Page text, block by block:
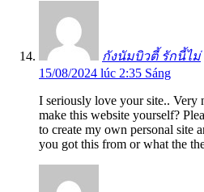
กังนัมบิวตี้ รักนี้ไม่
15/08/2024 lúc 2:35 Sáng
I seriously love your site.. Very
make this website yourself?
to create my own personal site
you got this from or what the